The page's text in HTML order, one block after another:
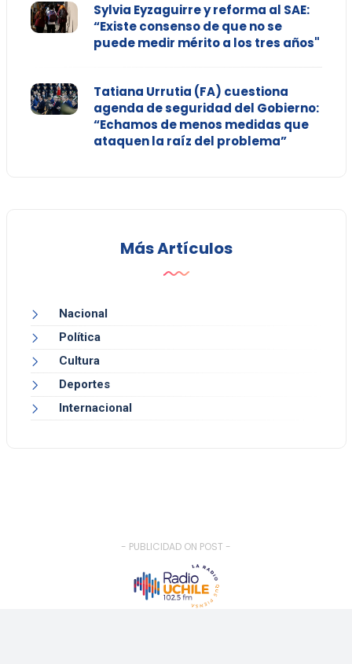
Sylvia Eyzaguirre y reforma al SAE:
“Existe consenso de que no se
puede medir mérito a los tres años"
Tatiana Urrutia (FA) cuestiona
agenda de seguridad del Gobierno:
“Echamos de menos medidas que
ataquen la raíz del problema”
Más Artículos
Nacional
Política
Cultura
Deportes
Internacional
- PUBLICIDAD ON POST -